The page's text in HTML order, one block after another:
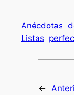
Anécdotas
Listas
←